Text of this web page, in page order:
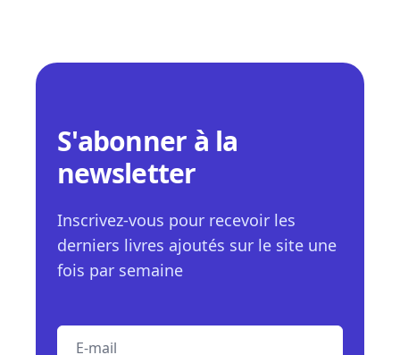
S'abonner à la
newsletter
Inscrivez-vous pour recevoir les
derniers livres ajoutés sur le site une
fois par semaine